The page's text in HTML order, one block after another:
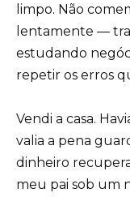
limpo. Não
lentamente —
estudando
repetir os erros
Vendi a casa.
valia a pena
dinheiro
meu pai sob um